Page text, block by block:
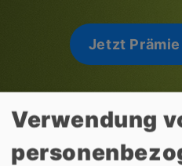
Jetzt
Verwendung